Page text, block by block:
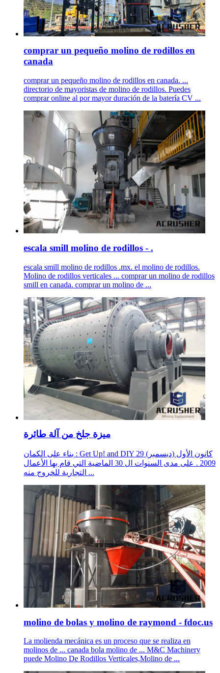
comprar un pequeño molino de rodillos en
canada
comprar un pequeño molino de rodillos en canada. ...
directorio de mayoristas de molino de rodillos. Puedes
comprar online al por mayor duración de la batería CV ...
escala smill molino de rodillos - .
escala smill molino de rodillos .mx. el molino de rodillos.
Molino de rodillos verticales ... comprar un molino de rodillos
smill en canada. comprar un molino de ...
ميزة جلخ من آلة طائرة
بناء على الكمان : Get Up! and DIY 29 كانون الأول (ديسمبر)
2009 . على مدى السنوات ال 30 الماضية التي قام بها الأعمال
التجارية للخروج منه ...
molino de bolas y molino de raymond - fdoc.us
La molienda mecánica es un proceso que se realiza en
molinos de ... canada bola molino de ... M&C Machinery
puede Molino De Rodillos Verticales,Molino de ...